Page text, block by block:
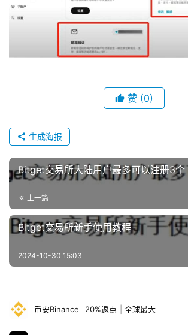
赞 (0)
生成海报
Bitget交易所大陆用户最多可以注册3个
上一篇
Bitget交易所新手使用教程
2024-10-30 15:03
币安Binance 20%返点 全球最大